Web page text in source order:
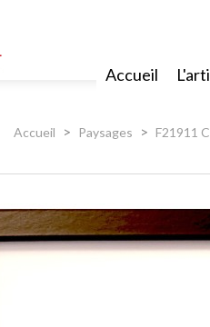
Accueil
Accueil Paysages F21911